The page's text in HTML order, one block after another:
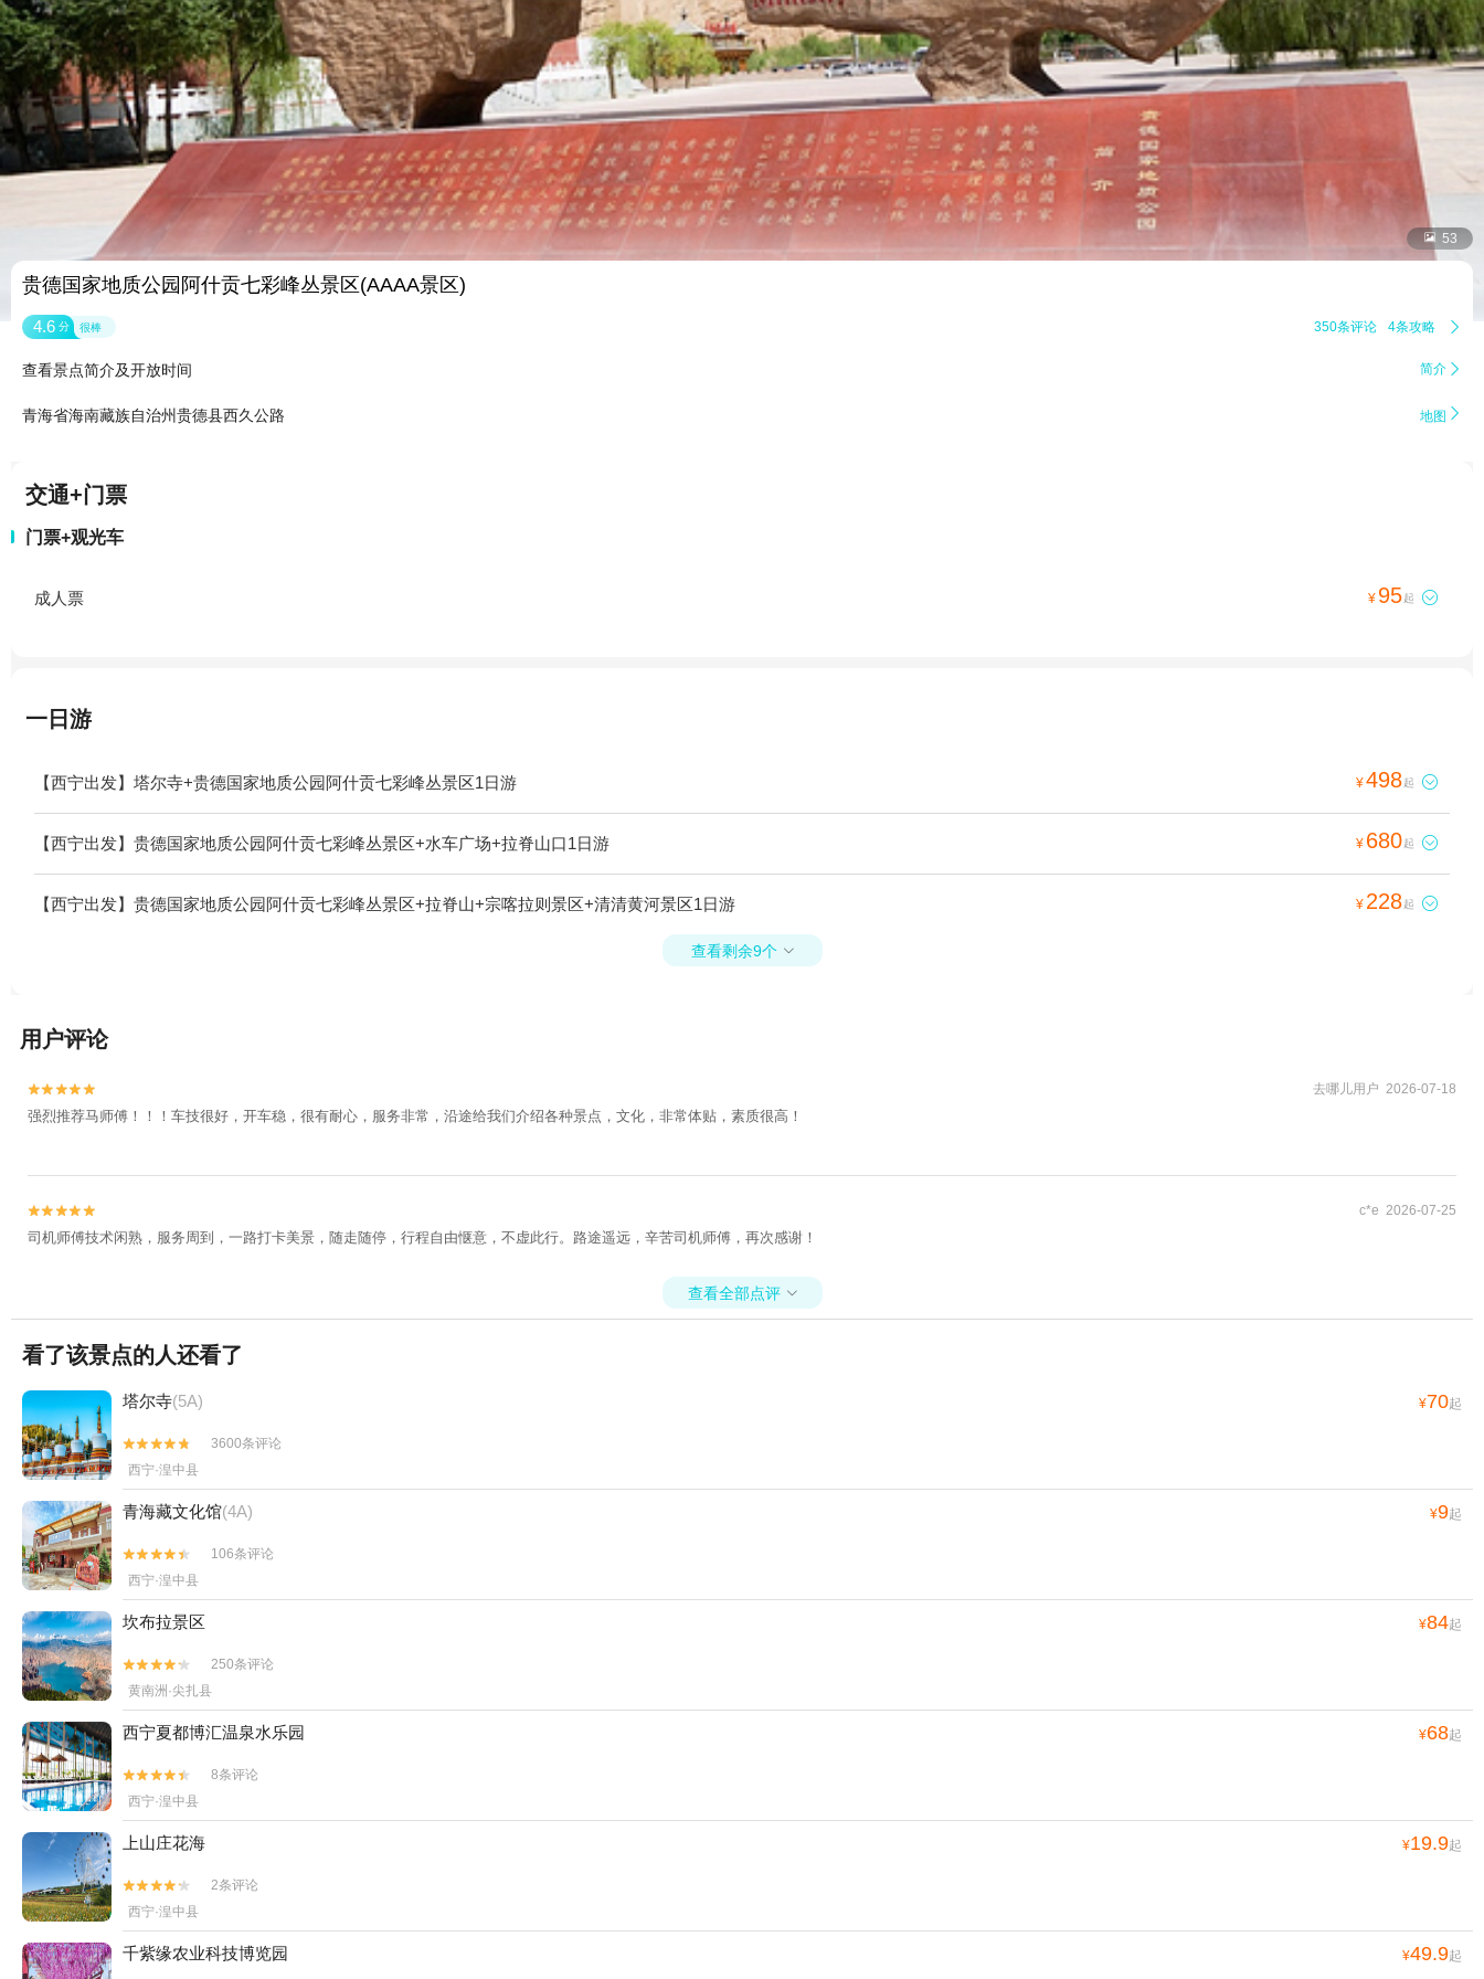
 53
贵德国家地质公园阿什贡七彩峰丛景区(AAAA景区)
4.6 分 很棒 350条评论 4条攻略 
查看景点简介及开放时间 简介 
青海省海南藏族自治州贵德县西久公路 地图 
交通+门票
门票+观光车
成人票 ¥ 95起 
一日游
【西宁出发】塔尔寺+贵德国家地质公园阿什贡七彩峰丛景区1日游 ¥498起 
【西宁出发】贵德国家地质公园阿什贡七彩峰丛景区+水车广场+拉脊山口1日游 ¥ 680起 
【西宁出发】贵德国家地质公园阿什贡七彩峰丛景区+拉脊山+宗喀拉则景区+清清黄河景区1日游 ¥ 228起 
查看剩余9个 
用户评论

 去哪儿用户 2026-07-18
强烈推荐马师傅！！！车技很好，开车稳，很有耐心，服务非常，沿途给我们介绍各种景点，文化，非常体贴，素质很高！

 c*e 2026-07-25
司机师傅技术闲熟，服务周到，一路打卡美景，随走随停，行程自由惬意，不虚此行。路途遥远，辛苦司机师傅，再次感谢！
查看全部点评 
看了该景点的人还看了
塔尔寺(5A) ¥70起


3600条评论
西宁·湟中县
青海藏文化馆(4A) ¥9起


106条评论
西宁·湟中县
坎布拉景区 ¥84起


250条评论
黄南洲·尖扎县
西宁夏都博汇温泉水乐园 ¥68起


8条评论
西宁·湟中县
上山庄花海 ¥19.9起


2条评论
西宁·湟中县
千紫缘农业科技博览园 ¥49.9起